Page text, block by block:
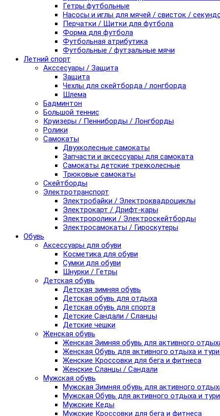
Гетры футбольные
Насосы и иглы для мячей / свисток /
Перчатки / Щитки для футбола
Форма для футбола
Футбольная атрибутика
Футбольные / футзальные мячи
Летний спорт
Акссесуары / Защита
Защита
Чехлы для скейтборда / лонгборда
Шлема
Бадминтон
Большой теннис
Круизеры / Пенниборды / Лонгборды
Ролики
Самокаты
Двухколесные самокаты
Запчасти и аксессуары для самоката
Самокаты детские трехколесные
Трюковые самокаты
Скейтборды
Электротранспорт
Электробайки / Электроквадроциклы
Электрокарт / Дрифт-кары
Электроролики / Электроскейтборды
Электросамокаты / Гироскутеры
Обувь
Аксессуары для обуви
Косметика для обуви
Сумки для обуви
Шнурки / Гетры
Детская обувь
Детская зимняя обувь
Детская обувь для отдыха
Детская обувь для спорта
Детские Сандали / Сланцы
Детские чешки
Женская обувь
Женская Зимняя обувь для активного
Женская Обувь для активного отдыха и
Женские Кроссовки для бега и фитнеса
Женские Сланцы / Сандали
Мужская обувь
Мужская Зимняя обувь для активного
Мужская Обувь для активного отдыха и
Мужские Кеды
Мужские Кроссовки для бега и фитнеса